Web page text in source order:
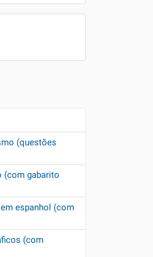
(questões
(com gabarito
espanhol (com
(com